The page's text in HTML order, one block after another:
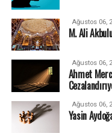
Ağustos 06,
M. Ali
Ağustos 06,
Ahmet
Ağustos 06,
Yasin